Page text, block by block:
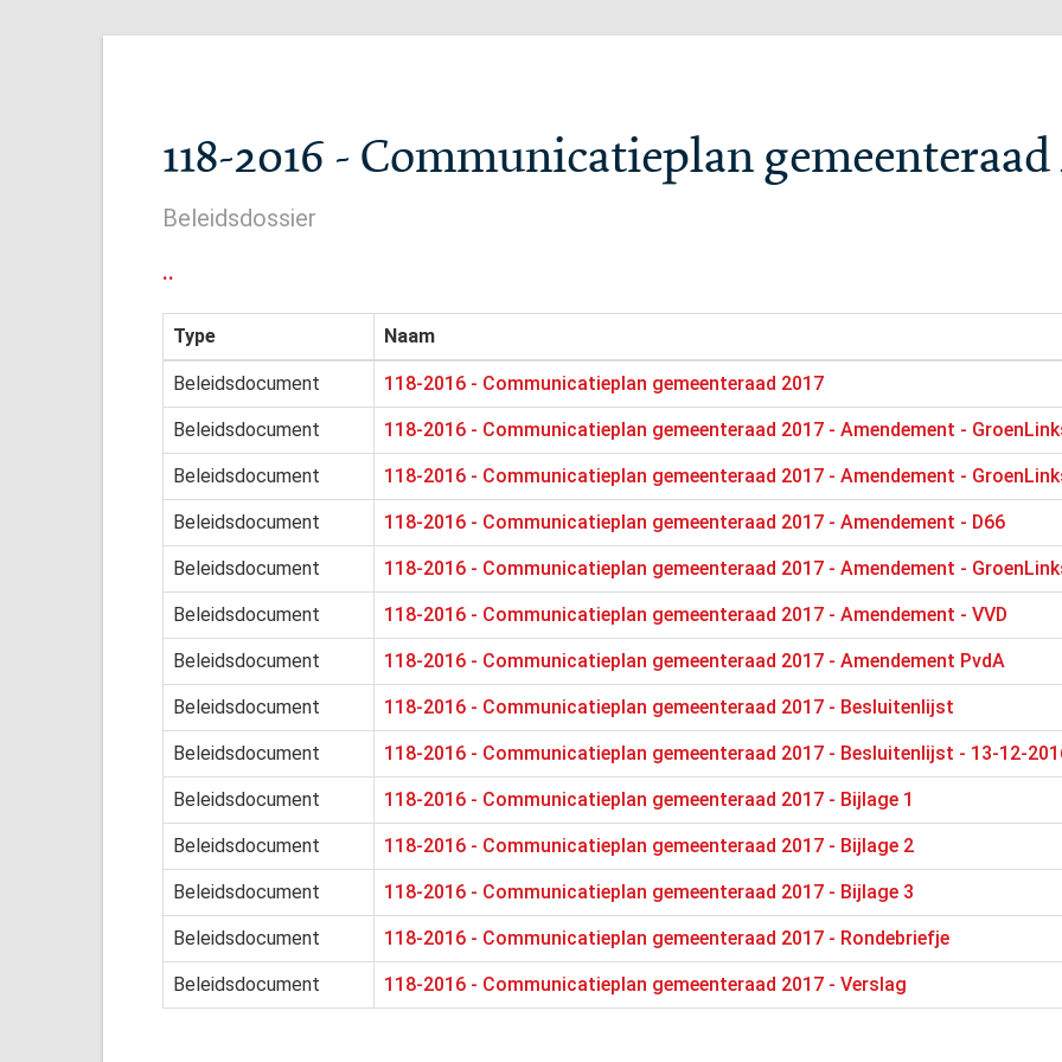
118-2016 - Communicatieplan gemeenteraad
Beleidsdossier
..
Type Naam
Beleidsdocument 118-2016 - Communicatieplan gemeenteraad 2017
Beleidsdocument 118-2016 - Communicatieplan gemeenteraad 2017 - Amendement -
Beleidsdocument 118-2016 - Communicatieplan gemeenteraad 2017 - Amendement -
Beleidsdocument 118-2016 - Communicatieplan gemeenteraad 2017 - Amendement - D66
Beleidsdocument 118-2016 - Communicatieplan gemeenteraad 2017 - Amendement -
Beleidsdocument 118-2016 - Communicatieplan gemeenteraad 2017 - Amendement - VVD
Beleidsdocument 118-2016 - Communicatieplan gemeenteraad 2017 - Amendement PvdA
Beleidsdocument 118-2016 - Communicatieplan gemeenteraad 2017 - Besluitenlijst
Beleidsdocument 118-2016 - Communicatieplan gemeenteraad 2017 - Besluitenlijst - 13-12-
Beleidsdocument 118-2016 - Communicatieplan gemeenteraad 2017 - Bijlage 1
Beleidsdocument 118-2016 - Communicatieplan gemeenteraad 2017 - Bijlage 2
Beleidsdocument 118-2016 - Communicatieplan gemeenteraad 2017 - Bijlage 3
Beleidsdocument 118-2016 - Communicatieplan gemeenteraad 2017 - Rondebriefje
Beleidsdocument 118-2016 - Communicatieplan gemeenteraad 2017 - Verslag